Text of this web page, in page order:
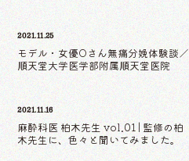
2021.11.25
モデル・女優Oさん無痛分娩体験談／
順天堂大学医学部附属順天堂医院
2021.11.16
麻酔科医 柏木先生 vol.01 | 監修の柏
木先生に、色々と聞いてみました。